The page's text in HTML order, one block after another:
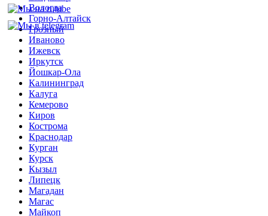
Вологда
Горно-Алтайск
Грозный
Иваново
Ижевск
Иркутск
Йошкар-Ола
Калининград
Калуга
Кемерово
Киров
Кострома
Краснодар
Курган
Курск
Кызыл
Липецк
Магадан
Магас
Майкоп